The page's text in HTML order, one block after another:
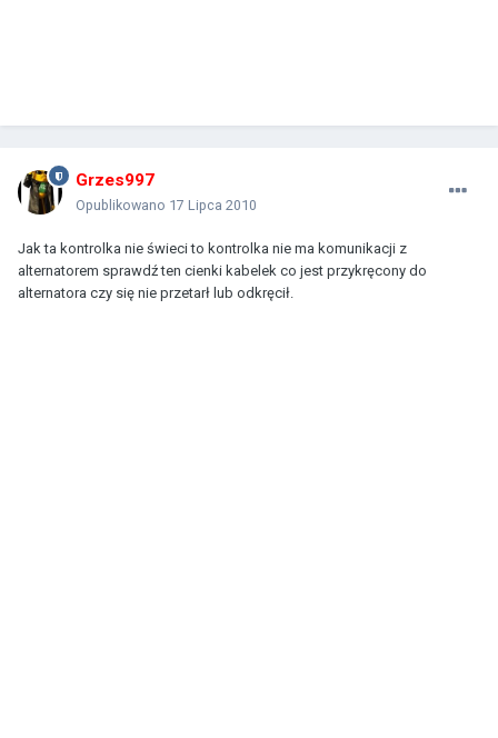
Grzes997
Opublikowano 17 Lipca 2010
Jak ta kontrolka nie świeci to kontrolka nie ma komunikacji z
alternatorem sprawdź ten cienki kabelek co jest przykręcony do
alternatora czy się nie przetarł lub odkręcił.